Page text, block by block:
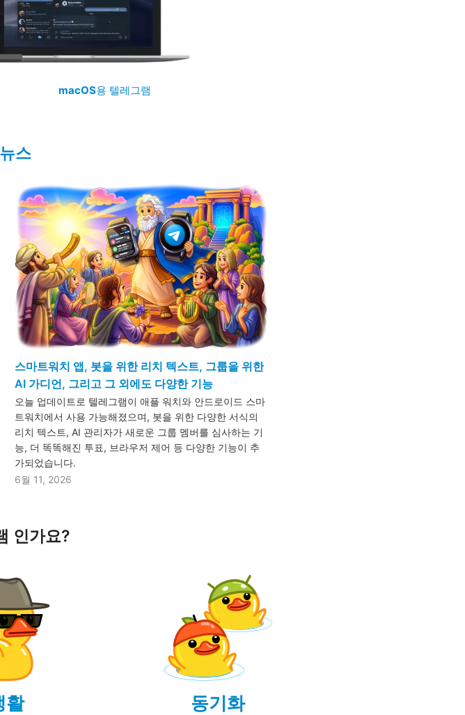
macOS용 텔레그램
스
스마트워치 앱, 봇을 위한 리치 텍스트, 그룹을 위한
AI 가디언, 그리고 그 외에도 다양한 기능
오늘 업데이트로 텔레그램이 애플 워치와 안드로이드 스마
트워치에서 사용 가능해졌으며, 봇을 위한 다양한 서식의
리치 텍스트, AI 관리자가 새로운 그룹 멤버를 심사하는 기
능, 더 똑똑해진 투표, 브라우저 제어 등 다양한 기능이 추
가되었습니다.
6월 11, 2026
인가요?
활 동기화